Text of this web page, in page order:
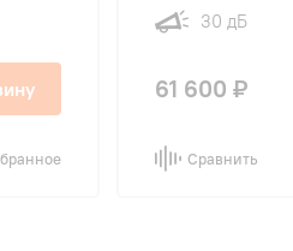
30 дБ
61 600 ₽
Сравнить